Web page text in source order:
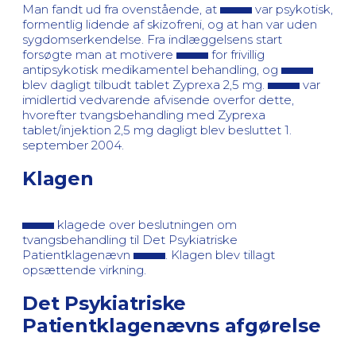
Man fandt ud fra ovenstående, at
var psykotisk,
formentlig lidende af skizofreni, og at han var uden
sygdomserkendelse. Fra indlæggelsens start
forsøgte man at motivere
for frivillig
antipsykotisk medikamentel behandling, og
blev dagligt tilbudt tablet Zyprexa 2,5 mg.
var
imidlertid vedvarende afvisende overfor dette,
hvorefter tvangsbehandling med Zyprexa
tablet/injektion 2,5 mg dagligt blev besluttet 1.
september 2004.
Klagen
klagede over beslutningen om
tvangsbehandling til Det Psykiatriske
Patientklagenævn
. Klagen blev tillagt
opsættende virkning.
Det Psykiatriske
Patientklagenævns afgørelse